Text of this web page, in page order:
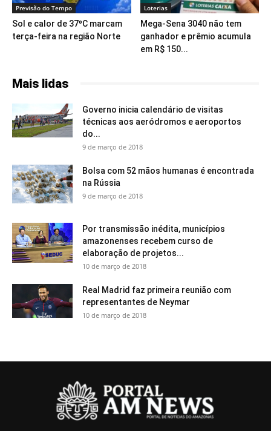
Previsão do Tempo
Sol e calor de 37ºC marcam
terça-feira na região Norte
Loterias
Mega-Sena 3040 não tem
ganhador e prêmio acumula
em R$ 150...
Mais lidas
Governo inicia calendário de visitas
técnicas aos aeródromos e aeroportos
do...
9 de março de 2018
Bolsa com 52 mãos humanas é encontrada
na Rússia
9 de março de 2018
Por transmissão inédita, municípios
amazonenses recebem curso de
elaboração de projetos...
10 de março de 2018
Real Madrid faz primeira reunião com
representantes de Neymar
10 de março de 2018